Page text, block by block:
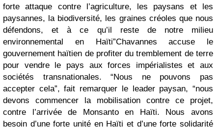
forte attaque contre l’agriculture, les paysans et les
paysannes, la biodiversité, les graines créoles que nous
défendons, et à ce qu’il reste de notre milieu
environnemental en Haïti”Chavannes accuse le
gouvernement haïtien de profiter du tremblement de terre
pour vendre le pays aux forces impérialistes et aux
sociétés transnationales. “Nous ne pouvons pas
accepter cela”, fait remarquer le leader paysan, “nous
devons commencer la mobilisation contre ce projet,
contre l’arrivée de Monsanto en Haïti. Nous avons
besoin d’une forte unité en Haïti et d’une forte solidarité